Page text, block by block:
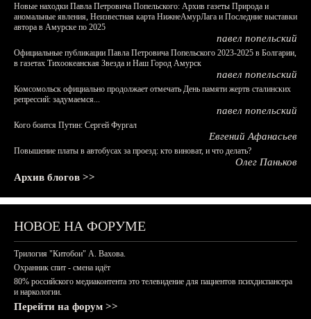
Новые находки Павла Петровича Попельского: Архив газеты Природа и
аномальные явления, Неизвестная карта НижнеАмурЛага и Последние выставки
автора в Амурске по 2025
павел попельский
Официальные публикации Павла Петровича Попельского 2023-2025 в Болгарии,
в газетах Тихоокеанская Звезда и Наш Город Амурск
павел попельский
Комсомольск официально продолжает отмечать День памяти жертв сталинских
репрессий: задумаемся...
павел попельский
Кого боится Путин: Сергей Фургал
Евгений Афанасьев
Повышение платы в автобусах за проезд: кто виноват, и что делать?
Олег Паньков
Архив блогов >>
НОВОЕ НА ФОРУМЕ
Трилогия "Китобои" А. Вахова.
Охранник спит - смена идёт
80% российского медиаконтента это телевидение для пациентов психдиспансера
и наркологии.
Перейти на форум >>